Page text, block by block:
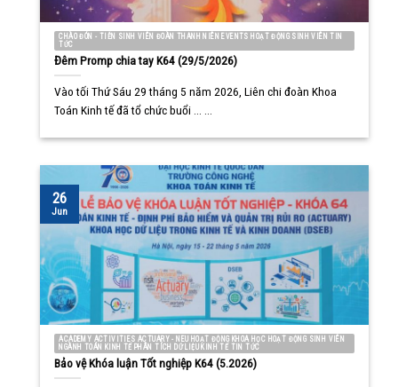
CHÀO ĐÓN - TIỄN SINH VIÊN ĐOÀN THANH NIÊN EVENTS HOẠT ĐỘNG SINH VIÊN TIN
TỨC
Đêm Promp chia tay K64 (29/5/2026)
Vào tối Thứ Sáu 29 tháng 5 năm 2026, Liên chi đoàn Khoa
Toán Kinh tế đã tổ chức buổi ... ...
ACADEMY ACTIVITIES ACTUARY - NEU HOẠT ĐỘNG KHOA HỌC HOẠT ĐỘNG SINH VIÊN
NGÀNH TOÁN KINH TẾ PHÂN TÍCH DỮ LIỆU KINH TẾ TIN TỨC
Bảo vệ Khóa luận Tốt nghiệp K64 (5.2026)
26
Jun